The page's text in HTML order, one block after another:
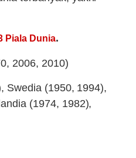
Piala Dunia.
2006, 2010)
Swedia (1950, 1994),
(1974, 1982),